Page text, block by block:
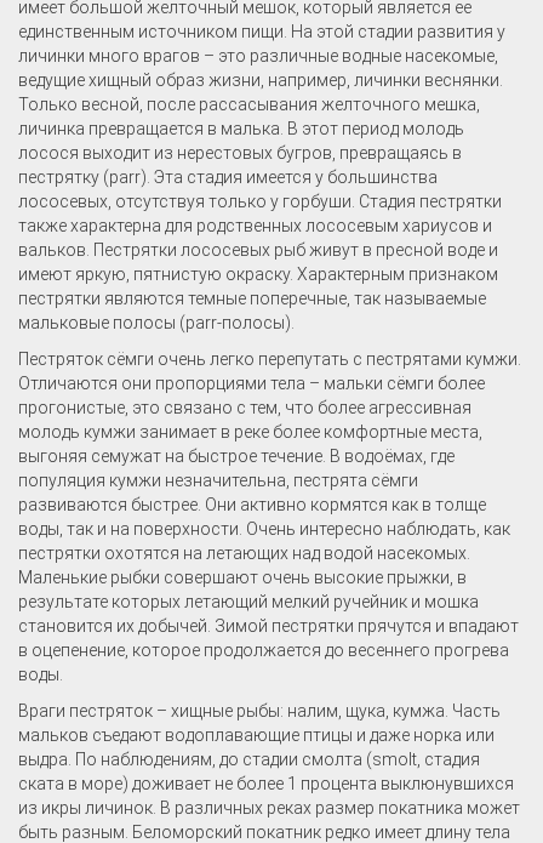
имеет большой желточный мешок, который является ее
единственным источником пищи. На этой стадии развития у
личинки много врагов – это различные водные насекомые,
ведущие хищный образ жизни, например, личинки веснянки.
Только весной, после рассасывания желточного мешка,
личинка превращается в малька. В этот период молодь
лосося выходит из нерестовых бугров, превращаясь в
пестрятку (parr). Эта стадия имеется у большинства
лососевых, отсутствуя только у горбуши. Стадия пестрятки
также характерна для родственных лососевым хариусов и
вальков. Пестрятки лососевых рыб живут в пресной воде и
имеют яркую, пятнистую окраску. Характерным признаком
пестрятки являются темные поперечные, так называемые
мальковые полосы (parr-полосы).
Пестряток сёмги очень легко перепутать с пестрятами кумжи.
Отличаются они пропорциями тела – мальки сёмги более
прогонистые, это связано с тем, что более агрессивная
молодь кумжи занимает в реке более комфортные места,
выгоняя семужат на быстрое течение. В водоёмах, где
популяция кумжи незначительна, пестрята сёмги
развиваются быстрее. Они активно кормятся как в толще
воды, так и на поверхности. Очень интересно наблюдать, как
пестрятки охотятся на летающих над водой насекомых.
Маленькие рыбки совершают очень высокие прыжки, в
результате которых летающий мелкий ручейник и мошка
становится их добычей. Зимой пестрятки прячутся и впадают
в оцепенение, которое продолжается до весеннего прогрева
воды.
Враги пестряток – хищные рыбы: налим, щука, кумжа. Часть
мальков съедают водоплавающие птицы и даже норка или
выдра. По наблюдениям, до стадии смолта (smolt, стадия
ската в море) доживает не более 1 процента выклюнувшихся
из икры личинок. В различных реках размер покатника может
быть разным. Беломорский покатник редко имеет длину тела